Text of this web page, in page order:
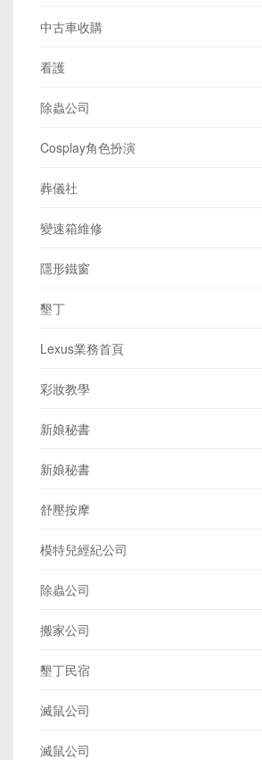
中古車收購
看護
除蟲公司
Cosplay角色扮演
葬儀社
變速箱維修
隱形鐵窗
墾丁
Lexus業務首頁
彩妝教學
新娘秘書
新娘秘書
舒壓按摩
模特兒經紀公司
除蟲公司
搬家公司
墾丁民宿
滅鼠公司
滅鼠公司